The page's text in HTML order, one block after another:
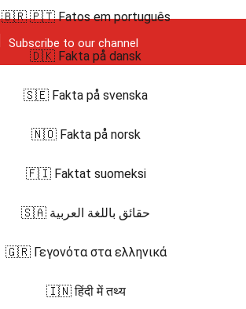
Subscribe to our channel
🇧🇷 🇵🇹 Fatos em português
🇩🇰 Fakta på dansk
🇸🇪 Fakta på svenska
🇳🇴 Fakta på norsk
🇫🇮 Faktat suomeksi
🇸🇦 حقائق باللغة العربية
🇬🇷 Γεγονότα στα ελληνικά
🇮🇳 हिंदी में तथ्य